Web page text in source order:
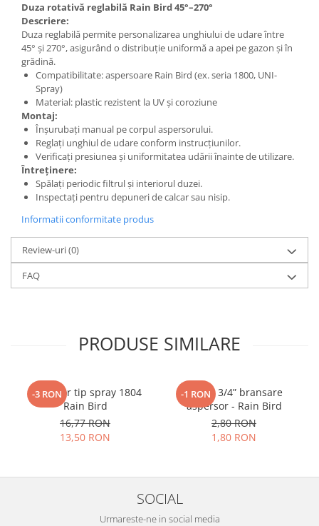
Duza rotativă reglabilă Rain Bird 45°–270°
Descriere:
Duza reglabilă permite personalizarea unghiului de udare între
45° și 270°, asigurând o distribuție uniformă a apei pe gazon și în
grădină.
Compatibilitate: aspersoare Rain Bird (ex. seria 1800, UNI-
Spray)
Material: plastic rezistent la UV și coroziune
Montaj:
Înșurubați manual pe corpul aspersorului.
Reglați unghiul de udare conform instrucțiunilor.
Verificați presiunea și uniformitatea udării înainte de utilizare.
Întreținere:
Spălați periodic filtrul și interiorul duzei.
Inspectați pentru depuneri de calcar sau nisip.
Informatii conformitate produs
Review-uri(0)
FAQ
PRODUSE SIMILARE
-3 RON
Aspersor tip spray 1804
Rain Bird
16,77 RON
13,50 RON
-1 RON
Cot FE 3/4” bransare
aspersor - Rain Bird
2,80 RON
1,80 RON
SOCIAL
Urmareste-ne in social media